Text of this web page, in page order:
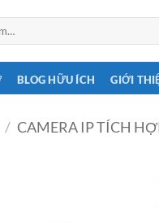
BLOG HỮU ÍCH GIỚI
/ CAMERA IP TÍCH